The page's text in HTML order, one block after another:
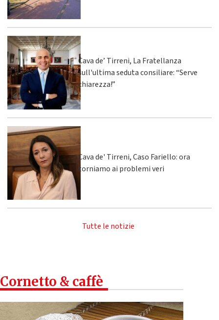
Cava de’ Tirreni, La Fratellanza
sull'ultima seduta consiliare: “Serve
chiarezza!”
Cava de' Tirreni, Caso Fariello: ora
torniamo ai problemi veri
Tutte le notizie
Cornetto & caffè